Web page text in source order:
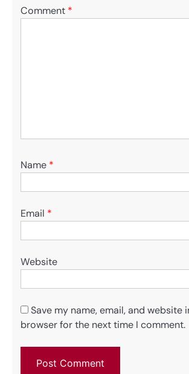
Comment *
Name *
Email *
Website
Save my name, email, and website
browser for the next time I comment.